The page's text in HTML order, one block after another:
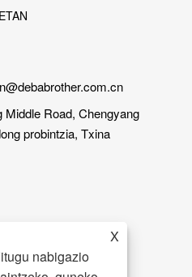
Middle Road, Chengyang
probintzia, Txina
X
nabigazio